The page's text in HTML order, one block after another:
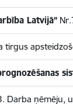
Latvijā”
tirgus
Darba ņēmēju,